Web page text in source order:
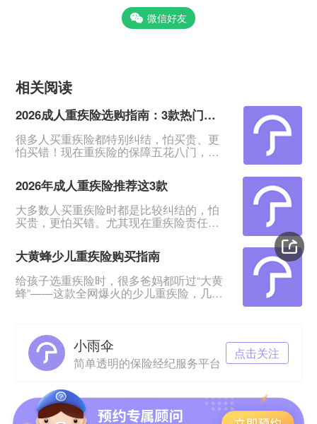
微信好友
相关阅读
2026成人重疾险选购指南：3款热门产品全面测评
很多人买重疾险都特别纠结，怕买贵、更
怕买错！现在重疾险的保障五花八门，条
专门对比整理了2026年市面上口碑、性价
比都靠前的3款成人重疾险，不管你是预算
有限、身体健康，还是身体有点小异常、
不好投保，都能从中挑到合适的。&nbsp;
一、君龙超级玛丽16号Pro：普通人首选，
重疾险里的性价比王
2026年成人重疾险推荐这3款
大多数人买重疾险时都是比较纠结的，怕
买贵，更怕买错。尤其现在重疾险责任越
比整理，给大家挑出成人重疾险榜单前列
的3款产品，适合各种预算、不同身体状况
的人群。&nbsp;如果你打算买重疾险，如
果你带病投保，或者预算紧张，这3款产品
能满足你的需求。
大黄蜂少儿重疾险购买指南
给孩子选重疾险时，很多爸妈都听过“大黄
蜂”——这款全网爆火的少儿重疾险，几乎
经纪是定制方，这家公司靠谱吗？理赔会
不会麻烦？今天就来一一拆解这些问题，
让你给娃买保险时心里有底。01 大黄蜂少
重疾险分两个核心版本：Ø
小雨伞
简单透明的保险经纪服务平台
点击关注